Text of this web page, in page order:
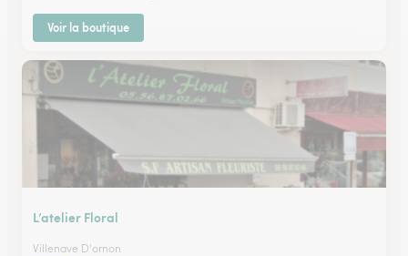
Voir la boutique
L’atelier Floral
Villenave D'ornon